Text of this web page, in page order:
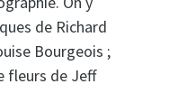
de Richard
Bourgeois ;
fleurs de Jeff